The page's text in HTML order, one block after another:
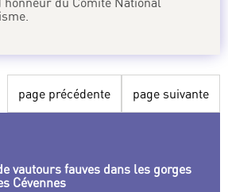
page précédente page suivante
vautours fauves dans les gorges
Cévennes